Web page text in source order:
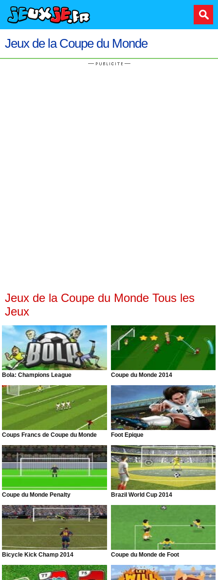
Jeux de la Coupe du Monde
Jeux de la Coupe du Monde Tous les
Jeux
Bola: Champions League Coupe du Monde 2014
Coups Francs de Coupe du Monde Foot Épique
Coupe du Monde Penalty Brazil World Cup 2014
Bicycle Kick Champ 2014 Coupe du Monde de Foot